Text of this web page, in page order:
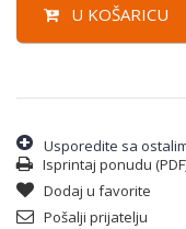
U KOŠARICU
Usporedite sa
Isprintaj ponudu
Dodaj u favorite
Pošalji prijatelju